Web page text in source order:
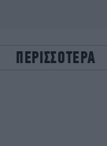
ΠΕΡΙΣΣΟΤΕΡΑ